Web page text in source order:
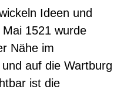
Ideen und
1521 wurde
Nähe im
auf die Wartburg
ist die